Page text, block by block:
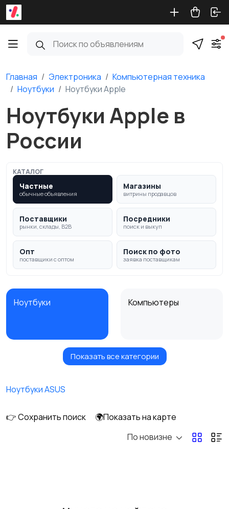
Главная Электроника
Компьютерная техника
Ноутбуки
Ноутбуки Apple
Ноутбуки Apple в
России
КАТАЛОГ
Частные
обычные объявления
Магазины
витрины продавцов
Поставщики
рынки, склады, B2B
Посредники
поиск и выкуп
Опт
поставщики с оптом
Поиск по фото
заявка поставщикам
Ноутбуки Компьютеры
Клавиатуры и мыши
Оргтехника и
Сетевое
оборудование
Показать все категории
Ноутбуки ASUS
👉 Сохранить поиск
🌍Показать на карте
По новизне